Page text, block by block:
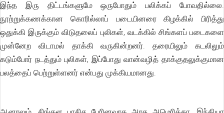
இந்த இரு திட்டங்களுமே ஒருபோதும் பலிக்கப் போவதில்லை.
நூற்றுக்கணக்கான கொரில்லாப் படையினரை கிழக்கில் பிரித்து
ஒதுக்கி இருக்கும் விடுதலைப் புலிகள், வடக்கில் சிங்களப் படைகளை
முன்னேற விடாமல் தாக்கி வருகின்றனர். தரையிலும் கடலிலும்
கடும்போர் நடத்தும் புலிகள், இப்போது வான்வழித் தாக்குதலுக்குமான
பலத்தைப் பெற்றுள்ளனர் என்பது முக்கியமானது.